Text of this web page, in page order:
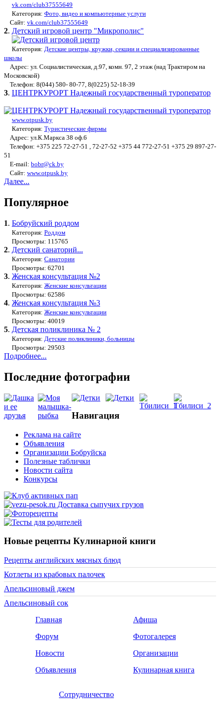
vk.com/club37555649
Категория: Фото, видео и компьютерные услуги
Сайт: vk.com/club37555649
2. Детский игровой центр "Микрополис"
Категория: Детские центры, кружки, секции и специализированные
школы
Адрес: ул. Социалистическая, д.97, комн. 97, 2 этаж (над Трактиром на
Московской)
Телефон: 8(044) 580- 80-77, 8(0225) 52-18-39
3. ЦЕНТРКУРОРТ Надежный государственный туроператор
www.otpusk.by
Категория: Туристические фирмы
Адрес: ул.К.Маркса 38 оф.6
Телефон: +375 225 72-27-51 , 72-27-52 +375 44 772-27-51 +375 29 897-27-
51
E-mail: bobr@ck.by
Сайт: www.otpusk.by
Далее...
Популярное
1. Бобруйский роддом
Категория: Роддом
Просмотры: 115765
2. Детский санаторий...
Категория: Санатории
Просмотры: 62701
3. Женская консультация №2
Категория: Женские консультации
Просмотры: 62586
4. Женская консультация №3
Категория: Женские консультации
Просмотры: 40019
5. Детская поликлиника № 2
Категория: Детские поликлиники, больницы
Просмотры: 29503
Подробнее...
Последние фотографии
Навигация
Реклама на сайте
Объявления
Организации Бобруйска
Полезные таблички
Новости сайта
Конкурсы
Новые рецепты Кулинарной книги
Рецепты английских мясных блюд
Котлеты из крабовых палочек
Апельсиновый джем
Апельсиновый сок
Главная
Форум
Новости
Объявления
Афиша
Фотогалерея
Организации
Кулинарная книга
Сотрудничество